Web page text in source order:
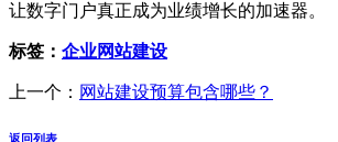
让数字门户真正成为业绩增长的加速器。
标签： 企业网站建设
上一个： 网站建设预算包含哪些？
返回列表